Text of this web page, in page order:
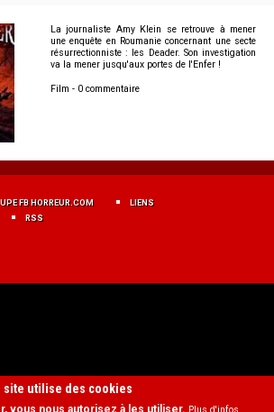
La journaliste Amy Klein se retrouve à mener
une enquête en Roumanie concernant une secte
résurrectionniste : les Deader. Son investigation
va la mener jusqu'aux portes de l'Enfer !
Film - 0 commentaire
FB HORREUR.COM
LIENS
RSS
site utilise des cookies
vous nous autorisez à les utiliser.